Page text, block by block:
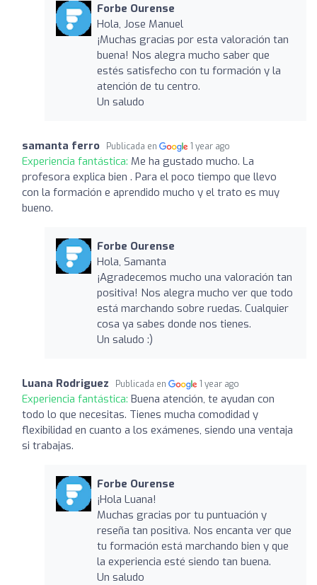
Forbe Ourense
Hola, Jose Manuel
¡Muchas gracias por esta valoración tan
buena! Nos alegra mucho saber que
estés satisfecho con tu formación y la
atención de tu centro.
Un saludo
samanta ferro Publicada en 1 year ago
Experiencia fantástica: Me ha gustado mucho. La
profesora explica bien . Para el poco tiempo que llevo
con la formación e aprendido mucho y el trato es muy
bueno.
Forbe Ourense
Hola, Samanta
¡Agradecemos mucho una valoración tan
positiva! Nos alegra mucho ver que todo
está marchando sobre ruedas. Cualquier
cosa ya sabes donde nos tienes.
Un saludo :)
Luana Rodriguez Publicada en 1 year ago
Experiencia fantástica: Buena atención, te ayudan con
todo lo que necesitas. Tienes mucha comodidad y
flexibilidad en cuanto a los exámenes, siendo una ventaja
si trabajas.
Forbe Ourense
¡Hola Luana!
Muchas gracias por tu puntuación y
reseña tan positiva. Nos encanta ver que
tu formación está marchando bien y que
la experiencia esté siendo tan buena.
Un saludo